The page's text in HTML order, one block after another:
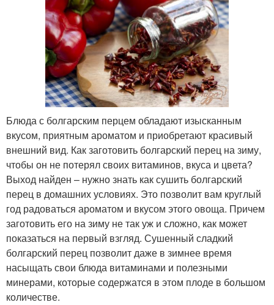
Блюда с болгарским перцем обладают изысканным
вкусом, приятным ароматом и приобретают красивый
внешний вид. Как заготовить болгарский перец на зиму,
чтобы он не потерял своих витаминов, вкуса и цвета?
Выход найден – нужно знать как сушить болгарский
перец в домашних условиях. Это позволит вам круглый
год радоваться ароматом и вкусом этого овоща. Причем
заготовить его на зиму не так уж и сложно, как может
показаться на первый взгляд. Сушенный сладкий
болгарский перец позволит даже в зимнее время
насыщать свои блюда витаминами и полезными
минерами, которые содержатся в этом плоде в большом
количестве.